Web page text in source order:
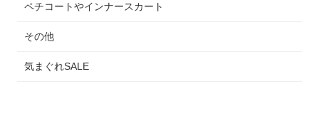
ペチコートやインナースカート
その他
気まぐれSALE